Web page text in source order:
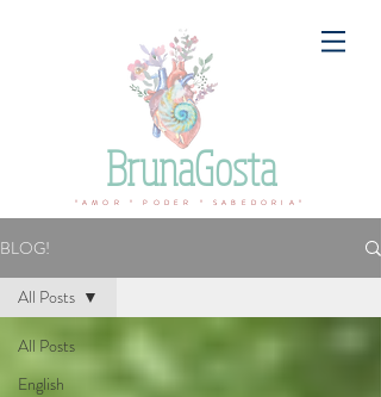
BrunaGosta
ºAMOR º PODER º SABEDORIAº
BLOG!
All Posts
English
All Posts